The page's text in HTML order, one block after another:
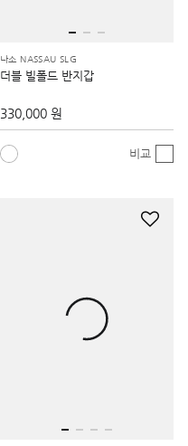
나소 NASSAU SLG
더블 빌폴드 반지갑
330,000 원
비교